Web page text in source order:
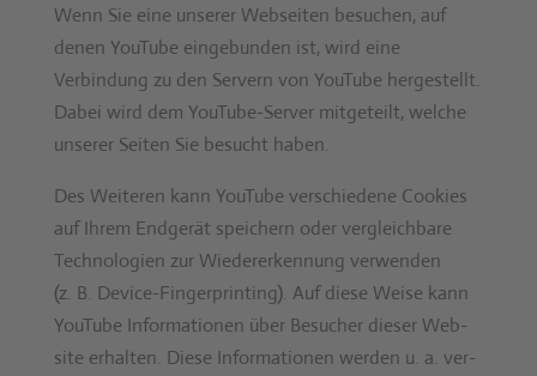
Wenn Sie eine unser­er Web­seit­en besuchen, auf
denen YouTube einge­bun­den ist, wird eine
Verbindung zu den Servern von YouTube hergestellt.
Dabei wird dem YouTube-Serv­er mit­geteilt, welche
unser­er Seit­en Sie besucht haben.
Des Weit­eren kann YouTube ver­schiedene Cook­ies
auf Ihrem Endgerät spe­ich­ern oder ver­gle­ich­bare
Tech­nolo­gien zur Wieder­erken­nung ver­wen­den
(z. B. Device-Fin­ger­print­ing). Auf diese Weise kann
YouTube Infor­ma­tio­nen über Besuch­er dieser Web­
site erhal­ten. Diese Infor­ma­tio­nen wer­den u. a. ver­